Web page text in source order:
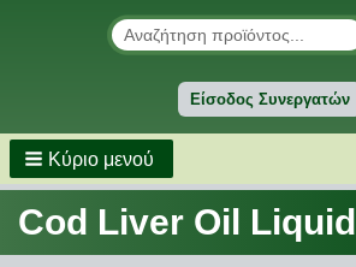
Αναζήτηση
Αναζήτηση
Είσοδος Συνεργατών
Κύριο μενού
Cod Liver Oil